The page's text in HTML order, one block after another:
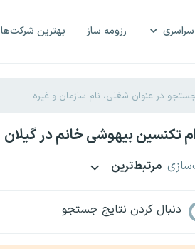
رزومه ساز بهترین شرکت‌ها
تکنسین بیهوشی خانم در گیلان
مرتبط‌ترین
دنبال کردن نتایج جستجو